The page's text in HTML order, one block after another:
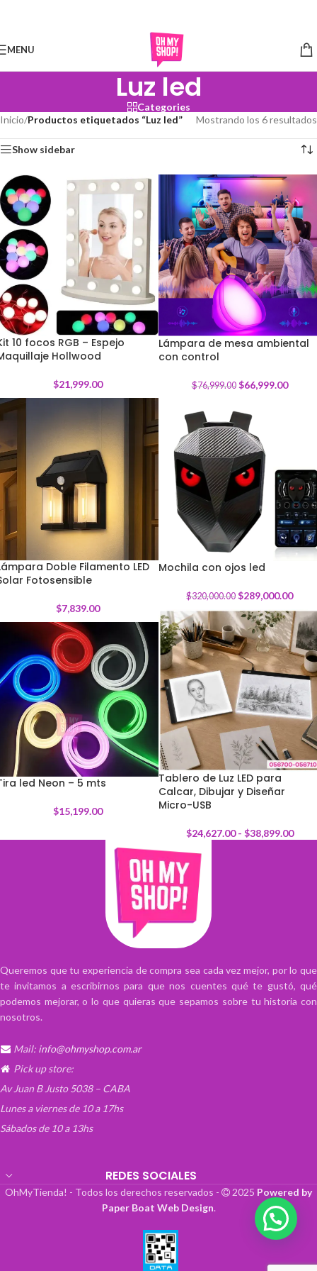
MENU
Luz led
Categories
Inicio/Productos etiquetados “Luz led” Mostrando los 6 resultados
Show sidebar
10 focos RGB – Espejo
Hollwood
$21,999.00
-13%
Lámpara de mesa ambiental
con control
$76,999.00 $66,999.00
Doble Filamento LED
Fotosensible
$7,839.00
Mochila con ojos led
$320,000.00 $289,000.00
Tablero de Luz LED para
Calcar, Dibujar y Diseñar
Micro-USB
$24,627.00 - $38,899.00
led Neon – 5 mts
$15,199.00
Queremos que tu experiencia de compra sea cada vez mejor, por lo que
te invitamos a escribirnos para que nos cuentes qué te gustó, qué
podemos mejorar, o lo que quieras que sepamos sobre tu historia con
nosotros.
Mail: info@ohmyshop.com.ar
Pick up store:
Av Juan B Justo 5038 – CABA
Lunes a viernes de 10 a 17hs
Sábados de 10 a 13hs
REDES SOCIALES
OhMyTienda! - Todos los derechos reservados - 2025 Powered by
Paper Boat Web Design.